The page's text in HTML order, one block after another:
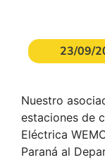
23/09/
Nuestro
estaciones de
Eléctrica
Paraná al